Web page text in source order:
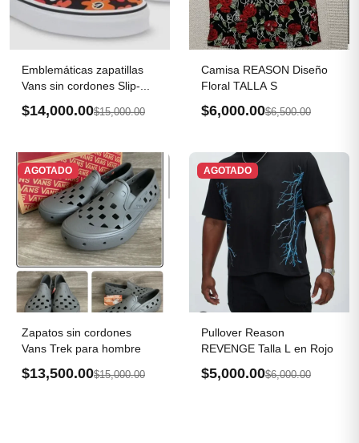
Emblemáticas zapatillas
Vans sin cordones Slip-...
$14,000.00$15,000.00
Camisa REASON Diseño
Floral TALLA S
$6,000.00$6,500.00
AGOTADO
Zapatos sin cordones
Vans Trek para hombre
$13,500.00$15,000.00
AGOTADO
Pullover Reason
REVENGE Talla L en Rojo
$5,000.00$6,000.00